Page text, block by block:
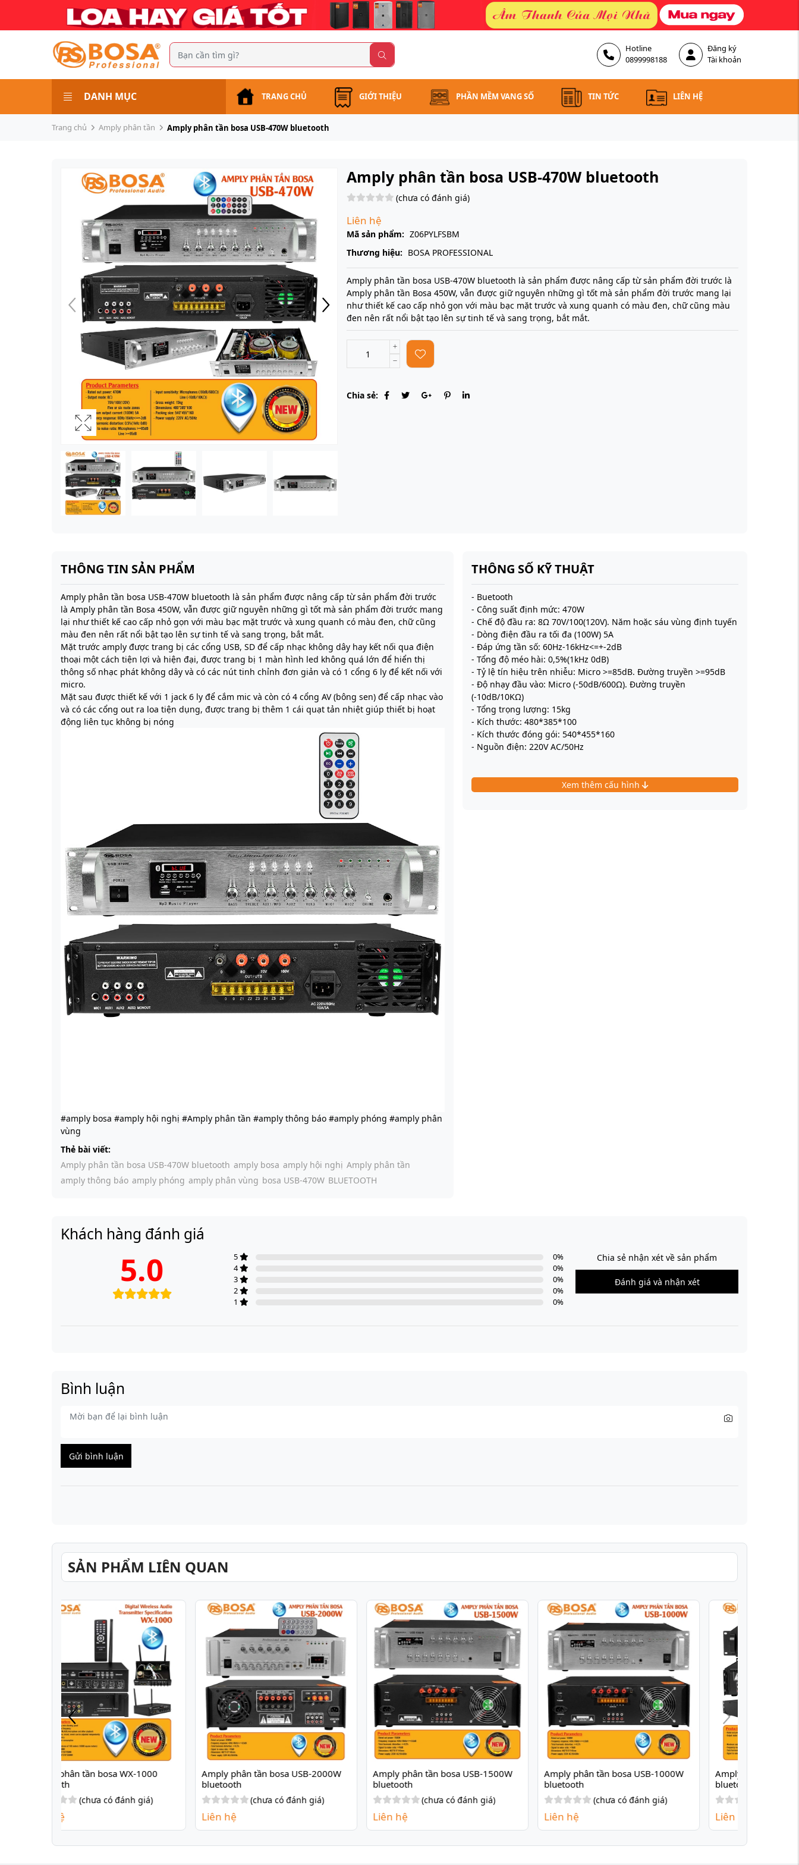
Đăng ký
Tài khoản
Hotline
0899998188
DANH MỤC TRANG CHỦ GIỚI THIỆU PHẦN MỀM VANG SỐ TIN TỨC LIÊN HỆ
Trang chủ Amply phân tần Amply phân tần bosa USB-470W bluetooth
Amply phân tần bosa USB-470W bluetooth
(chưa có đánh giá)
Liên hệ
Mã sản phẩm: Z06PYLFSBM
Thương hiệu: BOSA PROFESSIONAL
Amply phân tần bosa USB-470W bluetooth là sản phẩm được nâng cấp từ sản phẩm đời trước là
Amply phân tần Bosa 450W, vẫn được giữ nguyên những gì tốt mà sản phẩm đời trước mang lại
như thiết kế cao cấp nhỏ gọn với màu bạc mặt trước và xung quanh có màu đen, chữ cũng màu
đen nên rất nổi bật tạo lên sự tinh tế và sang trọng, bắt mắt.
Chia sẻ:
THÔNG TIN SẢN PHẨM
Amply phân tần bosa USB-470W bluetooth là sản phẩm được nâng cấp từ sản phẩm đời trước
là Amply phân tần Bosa 450W, vẫn được giữ nguyên những gì tốt mà sản phẩm đời trước mang
lại như thiết kế cao cấp nhỏ gọn với màu bạc mặt trước và xung quanh có màu đen, chữ cũng
màu đen nên rất nổi bật tạo lên sự tinh tế và sang trọng, bắt mắt.
Mặt trước amply được trang bị các cổng USB, SD để cấp nhạc không dây hay kết nối qua điện
thoại một cách tiện lợi và hiện đại, được trang bị 1 màn hình led không quá lớn để hiển thị
thông số nhạc phát không dây và có các nút tinh chỉnh đơn giản và có 1 cổng 6 ly để kết nối với
micro.
Mặt sau được thiết kế với 1 jack 6 ly để cắm mic và còn có 4 cổng AV (bông sen) để cấp nhạc vào
và có các cổng out ra loa tiện dụng, được trang bị thêm 1 cái quạt tản nhiệt giúp thiết bị hoạt
động liên tục không bị nóng
#amply bosa #amply hội nghị #Amply phân tần #amply thông báo #amply phóng #amply phân
vùng
Thẻ bài viết:
Amply phân tần bosa USB-470W bluetooth amply bosa amply hội nghị Amply phân tần
amply thông báo amply phóng amply phân vùng bosa USB-470W BLUETOOTH
THÔNG SỐ KỸ THUẬT
- Buetooth
- Công suất định mức: 470W
- Chế độ đầu ra: 8Ω 70V/100(120V). Năm hoặc sáu vùng định tuyến
- Dòng điện đầu ra tối đa (100W) 5A
- Đáp ứng tần số: 60Hz-16kHz<=+-2dB
- Tổng độ méo hài: 0,5%(1kHz 0dB)
- Tỷ lệ tín hiệu trên nhiễu: Micro >=85dB. Đường truyền >=95dB
- Độ nhạy đầu vào: Micro (-50dB/600Ω). Đường truyền
(-10dB/10KΩ)
- Tổng trọng lượng: 15kg
- Kích thước: 480*385*100
- Kích thước đóng gói: 540*455*160
- Nguồn điện: 220V AC/50Hz
Xem thêm cấu hình
Khách hàng đánh giá
5.0 5 0%
4
0%
3
0%
2
0%
1
0%
Chia sẻ nhận xét về sản phẩm
Đánh giá và nhận xét
Bình luận
Gửi bình luận
SẢN PHẨM LIÊN QUAN
Amply phân tần bosa USB-2000W
bluetooth
(chưa có đánh giá)
Amply phân tần bosa USB-1500W
bluetooth
(chưa có đánh giá)
Amply phân tần bosa USB-1000W
bluetooth
(chưa có đánh giá)
Amply phân tần bosa USB-700Z
bluetooth
(chưa có đánh giá)